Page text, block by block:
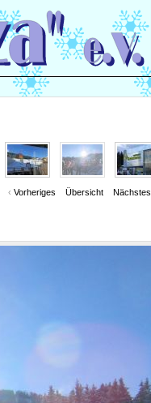
‹ Vorheriges Übersicht Nächstes